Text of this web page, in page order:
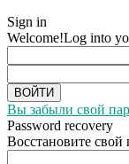
Sign in
Welcome!Log into
Вы забыли свой
Password recovery
Восстановите свой